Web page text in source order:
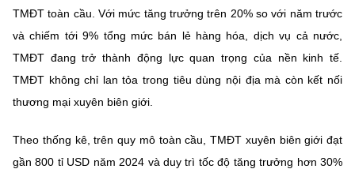
Năng lượng nguyên tử
Nhiệm vụ trọng tâm
Vietnamese
TMĐT toàn cầu. Với mức tăng trưởng trên 20% so với năm trước
và chiếm tới 9% tổng mức bán lẻ hàng hóa, dịch vụ cả nước,
TMĐT đang trở thành động lực quan trọng của nền kinh tế.
TMĐT không chỉ lan tỏa trong tiêu dùng nội địa mà còn kết nối
thương mại xuyên biên giới.
Theo thống kê, trên quy mô toàn cầu, TMĐT xuyên biên giới đạt
gần 800 tỉ USD năm 2024 và duy trì tốc độ tăng trưởng hơn 30%